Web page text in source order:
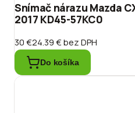
Snímač nárazu Mazda
2017 KD45-57KC0
30 €24.39 €bez DPH
Do košíka